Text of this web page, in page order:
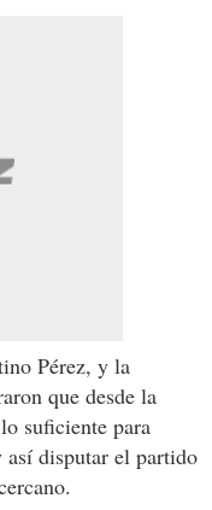
Pérez, y la
que desde la
suficiente para
así disputar el partido